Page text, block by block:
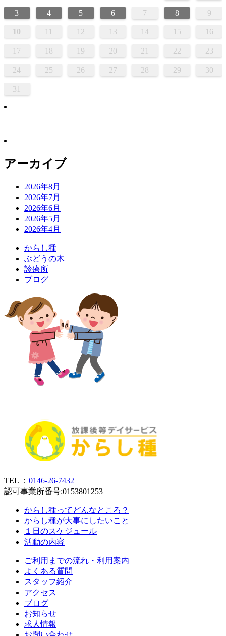
3 4 5 6 7 8 9
10 12 13 14 15 16
17 18 19 20 21 22 23
24 25 26 27 28 29 30
31
アーカイブ
2026年8月
2026年7月
2026年6月
2026年5月
2026年4月
から し種
ぶどう の木
診療所
ブロ グ
TEL ： 0146-26-7432
認可事業所番号:0153801253
からし種ってどんなところ？
からし種が大事にしたいこと
１日のスケジュール
活動の内容
ご利用までの流れ・利用案内
よくある質問
スタッフ紹介
アクセス
ブログ
お知らせ
求人情報